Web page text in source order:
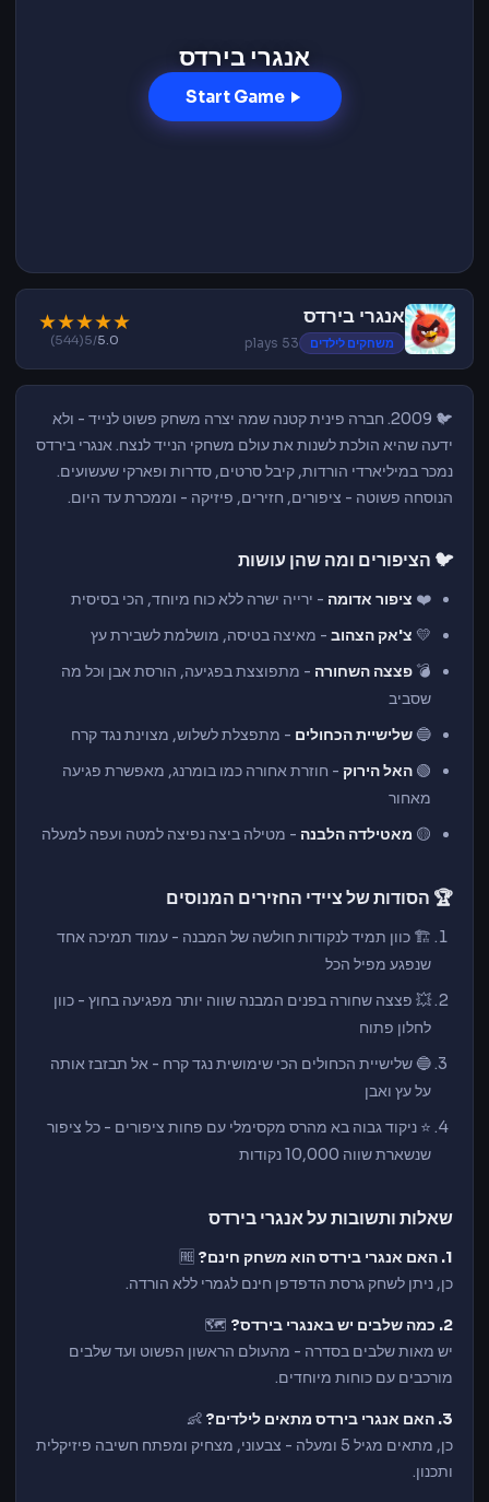
אנגרי בירדס
Start Game
אנגרי בירדס
משחקים לילדים 53 plays
★
★
★
★
★
5.0
/5
(544)
🐦 2009. חברה פינית קטנה שמה יצרה משחק פשוט לנייד - ולא
ידעה שהיא הולכת לשנות את עולם משחקי הנייד לנצח. אנגרי בירדס
נמכר במיליארדי הורדות, קיבל סרטים, סדרות ופארקי שעשועים.
הנוסחה פשוטה - ציפורים, חזירים, פיזיקה - וממכרת עד היום.
🐦 הציפורים ומה שהן עושות
❤️ ציפור אדומה - ירייה ישרה ללא כוח מיוחד, הכי בסיסית
💛 צ'אק הצהוב - מאיצה בטיסה, מושלמת לשבירת עץ
💣 פצצה השחורה - מתפוצצת בפגיעה, הורסת אבן וכל מה
שסביב
🔵 שלישיית הכחולים - מתפצלת לשלוש, מצוינת נגד קרח
🟢 האל הירוק - חוזרת אחורה כמו בומרנג, מאפשרת פגיעה
מאחור
🟡 מאטילדה הלבנה - מטילה ביצה נפיצה למטה ועפה למעלה
🏆 הסודות של ציידי החזירים המנוסים
🏗️ כוון תמיד לנקודות חולשה של המבנה - עמוד תמיכה אחד
שנפגע מפיל הכל
💥 פצצה שחורה בפנים המבנה שווה יותר מפגיעה בחוץ - כוון
לחלון פתוח
🔵 שלישיית הכחולים הכי שימושית נגד קרח - אל תבזבז אותה
על עץ ואבן
⭐ ניקוד גבוה בא מהרס מקסימלי עם פחות ציפורים - כל ציפור
שנשארת שווה 10,000 נקודות
שאלות ותשובות על אנגרי בירדס
1. האם אנגרי בירדס הוא משחק חינם?
כן, ניתן לשחק גרסת הדפדפן חינם לגמרי ללא הורדה.
2. כמה שלבים יש באנגרי בירדס?
🗺️
יש מאות שלבים בסדרה - מהעולם הראשון הפשוט ועד שלבים
מורכבים עם כוחות מיוחדים.
3. האם אנגרי בירדס מתאים לילדים?
👶
כן, מתאים מגיל 5 ומעלה - צבעוני, מצחיק ומפתח חשיבה פיזיקלית
ותכנון.